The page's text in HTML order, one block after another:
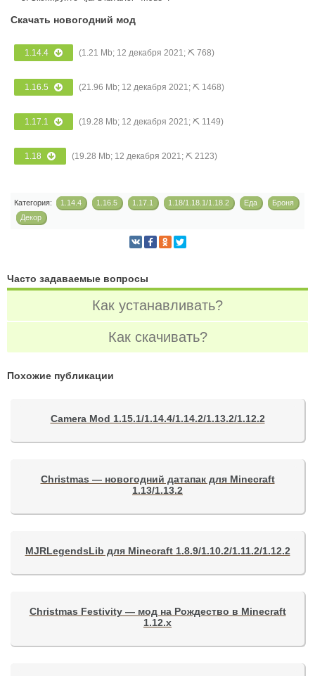
Скачать новогодний мод
1.14.4 (1.21 Mb; 12 декабря 2021; ⛏ 768)
1.16.5 (21.96 Mb; 12 декабря 2021; ⛏ 1468)
1.17.1 (19.28 Mb; 12 декабря 2021; ⛏ 1149)
1.18 (19.28 Mb; 12 декабря 2021; ⛏ 2123)
Категория: 1.14.4 1.16.5 1.17.1 1.18/1.18.1/1.18.2 Еда
Броня
Декор
Часто задаваемые вопросы
Как устанавливать?
Как скачивать?
Похожие публикации
Camera Mod 1.15.1/1.14.4/1.14.2/1.13.2/1.12.2
Christmas — новогодний датапак для Minecraft
1.13/1.13.2
MJRLegendsLib для Minecraft 1.8.9/1.10.2/1.11.2/1.12.2
Christmas Festivity — мод на Рождество в Minecraft
1.12.x